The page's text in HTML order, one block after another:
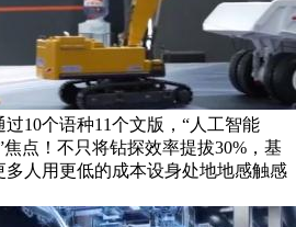
10个语种11个文版，“人工智能
点！不只将钻探效率提拔30%，基
人用更低的成本设身处地地感触感